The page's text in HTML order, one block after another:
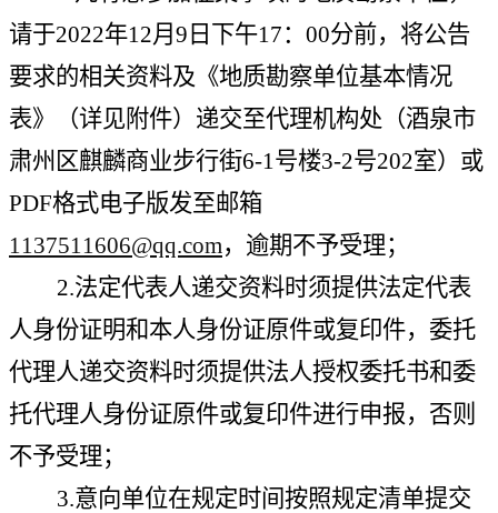
请于2022年12月9日下午17：00分前，将公告
要求的相关资料及《地质勘察单位基本情况
表》（详见附件）递交至代理机构处（酒泉市
肃州区麒麟商业步行街6-1号楼3-2号202室）或
PDF格式电子版发至邮箱
1137511606@qq.com，逾期不予受理；
2.法定代表人递交资料时须提供法定代表
人身份证明和本人身份证原件或复印件，委托
代理人递交资料时须提供法人授权委托书和委
托代理人身份证原件或复印件进行申报，否则
不予受理；
3.意向单位在规定时间按照规定清单提交